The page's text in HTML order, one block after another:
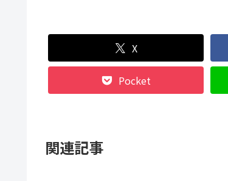
X
Pocket
関連記事